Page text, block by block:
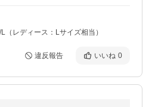
（レディース：Lサイズ相当）
違反報告 いいね 0